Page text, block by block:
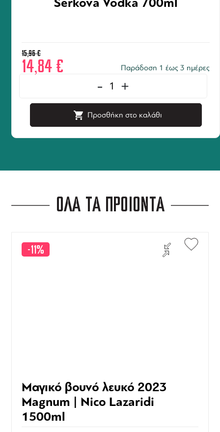
Serkova Vodka 700ml
15,96€
14,84€ Παράδοση 1 έως 3 ημέρες
- +
Προσθήκη στο καλάθι
ΟΛΑ ΤΑ ΠΡΟΪΟΝΤΑ
-11%
Μαγικό βουνό λευκό 2023
Magnum | Nico Lazaridi
1500ml